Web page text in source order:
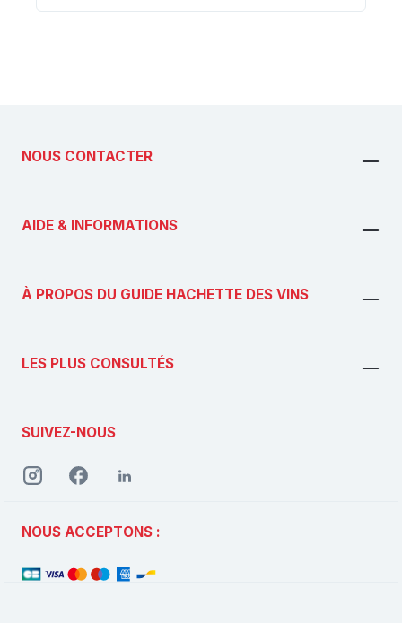
NOUS CONTACTER
AIDE & INFORMATIONS
À PROPOS DU GUIDE HACHETTE DES VINS
LES PLUS CONSULTÉS
SUIVEZ-NOUS
NOUS ACCEPTONS :